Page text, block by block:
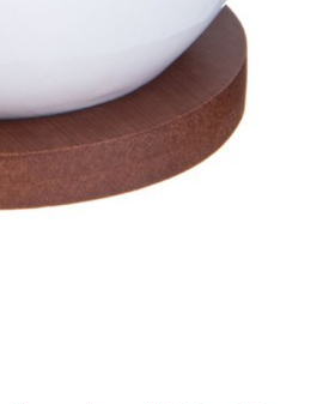
bronco "soul kitchen" 16*5 см серая